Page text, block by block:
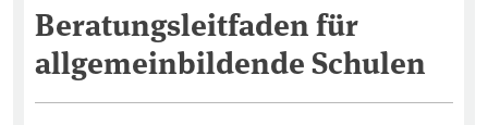
Beratungsleitfaden für
allgemeinbildende Schulen